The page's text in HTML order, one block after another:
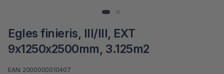
Egles finieris, III/III, EXT
9x1250x2500mm, 3.125m2
EAN: 2000000010407